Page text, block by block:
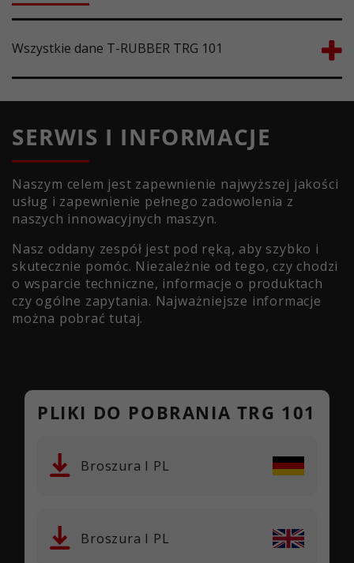
Wszystkie dane T-RUBBER TRG 101
SERWIS I INFORMACJE
Naszym celem jest zapewnienie najwyższej jakości
usług i zapewnienie pełnego zadowolenia z
naszych innowacyjnych maszyn.
Nasz oddany zespół jest pod ręką, aby szybko i
skutecznie pomóc. Niezależnie od tego, czy chodzi
o wsparcie techniczne, informacje o produktach
czy ogólne zapytania. Najważniejsze informacje
można pobrać tutaj.
PLIKI DO POBRANIA TRG 101
Broszura I PL
Broszura I PL